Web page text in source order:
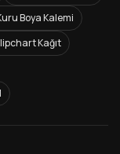
Boya Kalemi
Kağıt